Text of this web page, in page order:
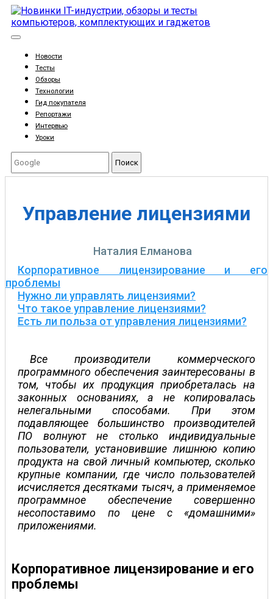
Новости
Тесты
Обзоры
Технологии
Гид покупателя
Репортажи
Интервью
Уроки
Поиск
Управление лицензиями
Наталия Елманова
Корпоративное лицензирование и его
проблемы
Нужно ли управлять лицензиями?
Что такое управление лицензиями?
Есть ли польза от управления лицензиями?
Все производители коммерческого
программного обеспечения заинтересованы в
том, чтобы их продукция приобреталась на
законных основаниях, а не копировалась
нелегальными способами. При этом
подавляющее большинство производителей
ПО волнуют не столько индивидуальные
пользователи, установившие лишнюю копию
продукта на свой личный компьютер, сколько
крупные компании, где число пользователей
исчисляется десятками тысяч, а применяемое
программное обеспечение совершенно
несопоставимо по цене с «домашними»
приложениями.
Корпоративное лицензирование и его
проблемы